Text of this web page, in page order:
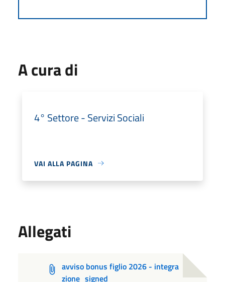
A cura di
4° Settore - Servizi Sociali
VAI ALLA PAGINA
Allegati
avviso bonus figlio 2026 - integra
zione_signed